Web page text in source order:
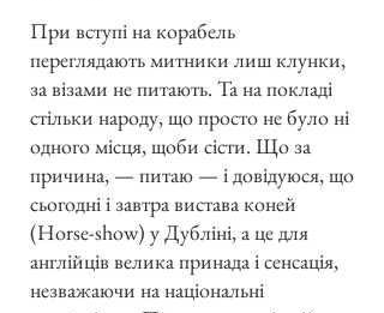
При вступі на корабель
переглядають митники лиш клунки,
за візами не питають. Та на покладі
стільки народу, що просто не було ні
одного місця, щоби сісти. Що за
причина, — питаю — і довідуюся, що
сьогодні і завтра вистава коней
(Horse-show) у Дубліні, а це для
англійців велика принада і сенсація,
незважаючи на національні